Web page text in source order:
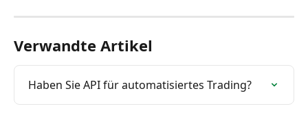
Verwandte Artikel
Haben Sie API für automatisiertes Trading?